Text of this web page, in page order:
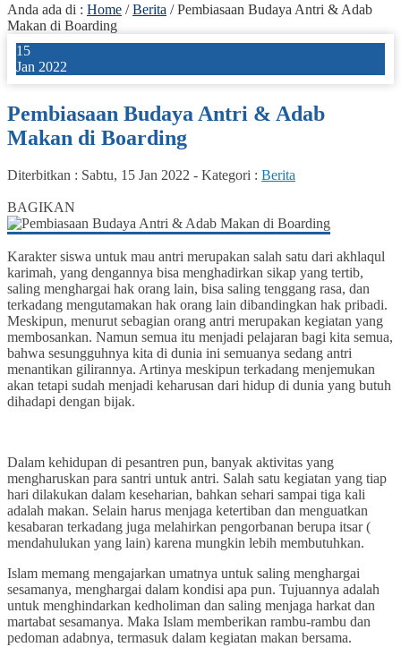
Anda ada di : Home /Berita /Pembiasaan Budaya Antri & Adab
Makan di Boarding
15
Jan 2022
Pembiasaan Budaya Antri & Adab
Makan di Boarding
Diterbitkan : Sabtu, 15 Jan 2022 - Kategori : Berita
BAGIKAN
Karakter siswa untuk mau antri merupakan salah satu dari akhlaqul
karimah, yang dengannya bisa menghadirkan sikap yang tertib,
saling menghargai hak orang lain, bisa saling tenggang rasa, dan
terkadang mengutamakan hak orang lain dibandingkan hak pribadi.
Meskipun, menurut sebagian orang antri merupakan kegiatan yang
membosankan. Namun semua itu menjadi pelajaran bagi kita semua,
bahwa sesungguhnya kita di dunia ini semuanya sedang antri
menantikan gilirannya. Artinya meskipun terkadang menjemukan
akan tetapi sudah menjadi keharusan dari hidup di dunia yang butuh
dihadapi dengan bijak.
Dalam kehidupan di pesantren pun, banyak aktivitas yang
mengharuskan para santri untuk antri. Salah satu kegiatan yang tiap
hari dilakukan dalam keseharian, bahkan sehari sampai tiga kali
adalah makan. Selain harus menjaga ketertiban dan menguatkan
kesabaran terkadang juga melahirkan pengorbanan berupa itsar (
mendahulukan yang lain) karena mungkin lebih membutuhkan.
Islam memang mengajarkan umatnya untuk saling menghargai
sesamanya, menghargai dalam kondisi apa pun. Tujuannya adalah
untuk menghindarkan kedholiman dan saling menjaga harkat dan
martabat sesamanya. Maka Islam memberikan rambu-rambu dan
pedoman adabnya, termasuk dalam kegiatan makan bersama.